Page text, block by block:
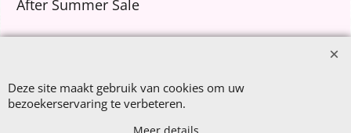
After Summer Sale
Webwinkel gemaakt met
ShopFactory webwinkel
software.
Deze site maakt gebruik van cookies om uw
bezoekerservaring te verbeteren.